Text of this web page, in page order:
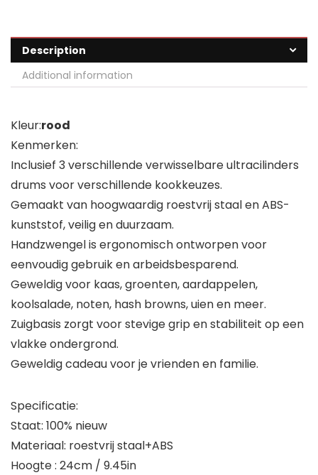
Description
Additional information
Kleur:rood
Kenmerken:
Inclusief 3 verschillende verwisselbare ultracilinders
drums voor verschillende kookkeuzes.
Gemaakt van hoogwaardig roestvrij staal en ABS-
kunststof, veilig en duurzaam.
Handzwengel is ergonomisch ontworpen voor
eenvoudig gebruik en arbeidsbesparend.
Geweldig voor kaas, groenten, aardappelen,
koolsalade, noten, hash browns, uien en meer.
Zuigbasis zorgt voor stevige grip en stabiliteit op een
vlakke ondergrond.
Geweldig cadeau voor je vrienden en familie.
Specificatie:
Staat: 100% nieuw
Materiaal: roestvrij staal+ABS
Hoogte : 24cm / 9.45in